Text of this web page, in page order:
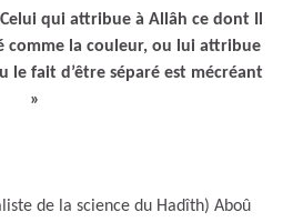
qui attribue à Allâh ce dont Il
comme la couleur, ou lui attribue
le fait d’être séparé est mécréant
»
de la science du Hadîth) Aboû